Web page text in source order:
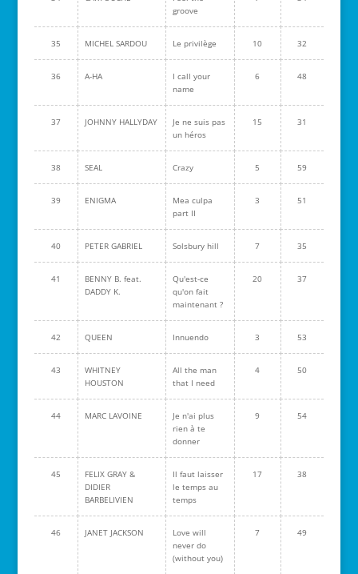
groove
35 MICHEL SARDOU Le privilège 10 32
36 A-HA
I call your
name
6 48
37 JOHNNY HALLYDAY
Je ne suis pas
un héros
15 31
38 SEAL Crazy 5 59
39 ENIGMA
Mea culpa
part II
3 51
40 PETER GABRIEL Solsbury hill 7 35
41
BENNY B. feat.
DADDY K.
Qu'est-ce
qu'on fait
maintenant ?
20 37
42 QUEEN Innuendo 3 53
43
WHITNEY
HOUSTON
All the man
that I need
4 50
44 MARC LAVOINE
Je n'ai plus
rien à te
donner
9 54
45
FELIX GRAY &
DIDIER
BARBELIVIEN
Il faut laisser
le temps au
temps
17 38
46 JANET JACKSON
Love will
never do
(without you)
7 49